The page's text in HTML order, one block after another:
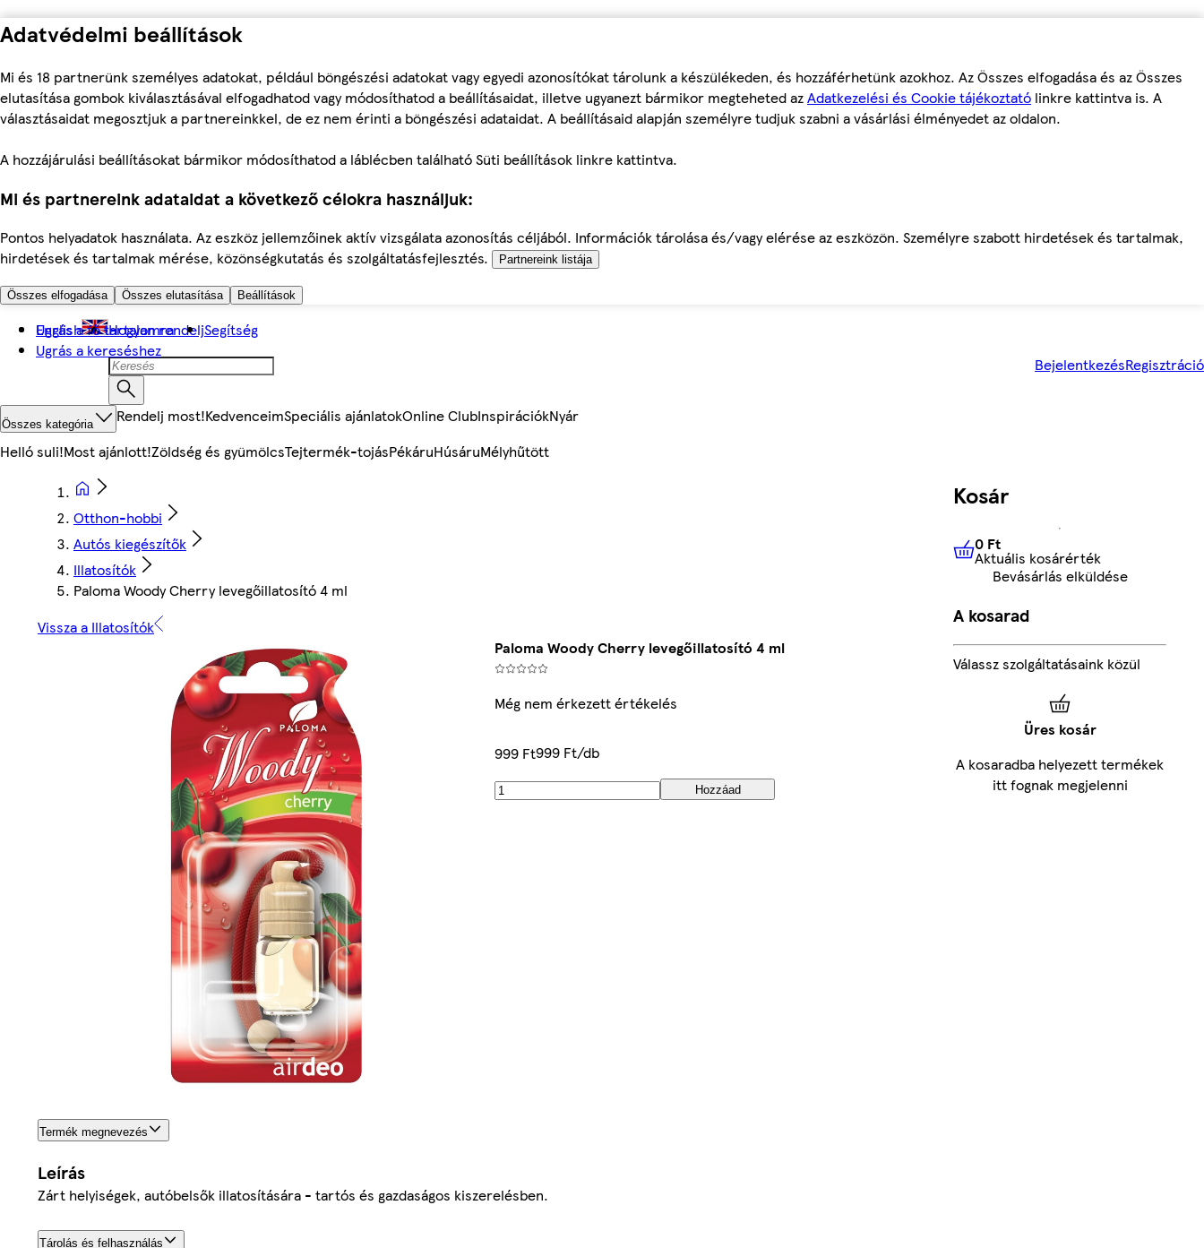
Adatvédelmi beállítások
Mi és 18 partnerünk személyes adatokat, például böngészési adatokat vagy egyedi azonosítókat tárolunk a készülékeden, és hozzáférhetünk azokhoz. Az Összes elfogadása és az Összes
elutasítása gombok kiválasztásával elfogadhatod vagy módosíthatod a beállításaidat, illetve ugyanezt bármikor megteheted azAdatkezelési és Cookie tájékoztató linkre kattintva is. A
választásaidat megosztjuk a partnereinkkel, de ez nem érinti a böngészési adataidat. A beállításaid alapján személyre tudjuk szabni a vásárlási élményedet az oldalon.
A hozzájárulási beállításokat bármikor módosíthatod a láblécben található Süti beállítások linkre kattintva.
Mi és partnereink adataidat a következő célokra használjuk:
Pontos helyadatok használata. Az eszköz jellemzőinek aktív vizsgálata azonosítás céljából. Információk tárolása és/vagy elérése az eszközön. Személyre szabott hirdetések és tartalmak,
hirdetések és tartalmak mérése, közönségkutatás és szolgáltatásfejlesztés.
Partnereink listája
Összes elfogadása Összes elutasítása Beállítások
Ugrás a fő tartalomra
Ugrás a kereséshez
English Hogyan rendeljSegítség
BejelentkezésRegisztráció
Összes kategória Rendelj most!KedvenceimSpeciális ajánlatokOnline ClubInspirációkNyár
Helló suli!Most ajánlott!Zöldség és gyümölcsTejtermék-tojásPékáruHúsáruMélyhűtött
Otthon-hobbi
Autós kiegészítők
Illatosítók
Paloma Woody Cherry levegőillatosító 4 ml
Vissza a Illatosítók
Paloma Woody Cherry levegőillatosító 4 ml
Még nem érkezett értékelés
999 Ft999 Ft/db
Hozzáad
Termék megnevezés
Leírás
Zárt helyiségek, autóbelsők illatosítására - tartós és gazdaságos kiszerelésben.
Tárolás és felhasználás
Kosár
0 FtAktuális kosárérték
0 Ft
Aktuális kosárérték
Bevásárlás elküldése
A kosarad
Válassz szolgáltatásaink közül
Üres kosár
A kosaradba helyezett termékek
itt fognak megjelenni